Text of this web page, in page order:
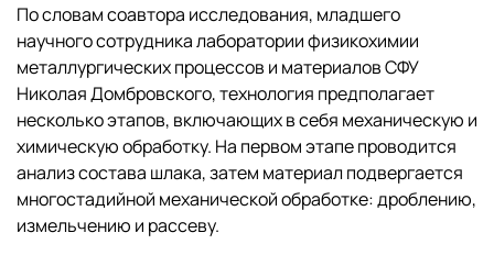
По словам соавтора исследования, младшего
научного сотрудника лаборатории физикохимии
металлургических процессов и материалов СФУ
Николая Домбровского, технология предполагает
несколько этапов, включающих в себя механическую и
химическую обработку. На первом этапе проводится
анализ состава шлака, затем материал подвергается
многостадийной механической обработке: дроблению,
измельчению и рассеву.